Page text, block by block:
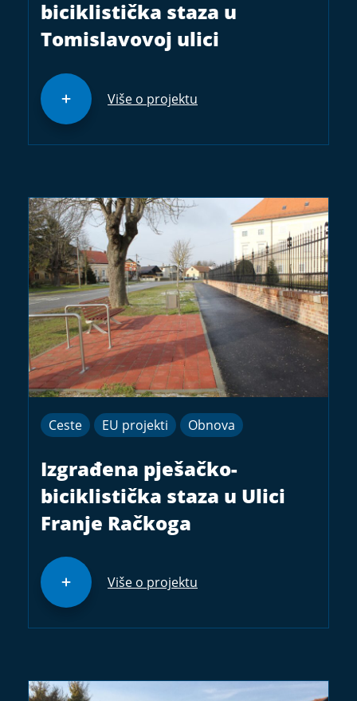
biciklistička staza u
Tomislavovoj ulici
Više o projektu
Ceste EU projekti Obnova
Izgrađena pješačko-
biciklistička staza u Ulici
Franje Račkoga
Više o projektu